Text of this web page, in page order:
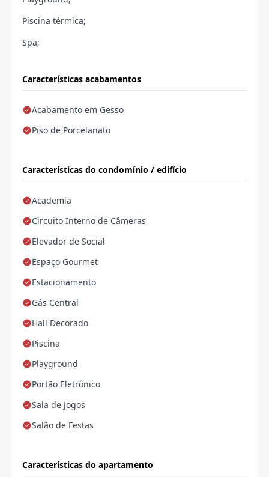
Características acabamentos
Acabamento em Gesso
Piso de Porcelanato
Características do condomínio / edifício
Academia
Circuito Interno de Câmeras
Elevador de Social
Espaço Gourmet
Estacionamento
Gás Central
Hall Decorado
Piscina
Playground
Portão Eletrônico
Sala de Jogos
Salão de Festas
Características do apartamento
Piscina térmica;
Spa;